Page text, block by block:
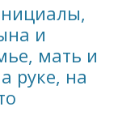
и
мать и
руке, на